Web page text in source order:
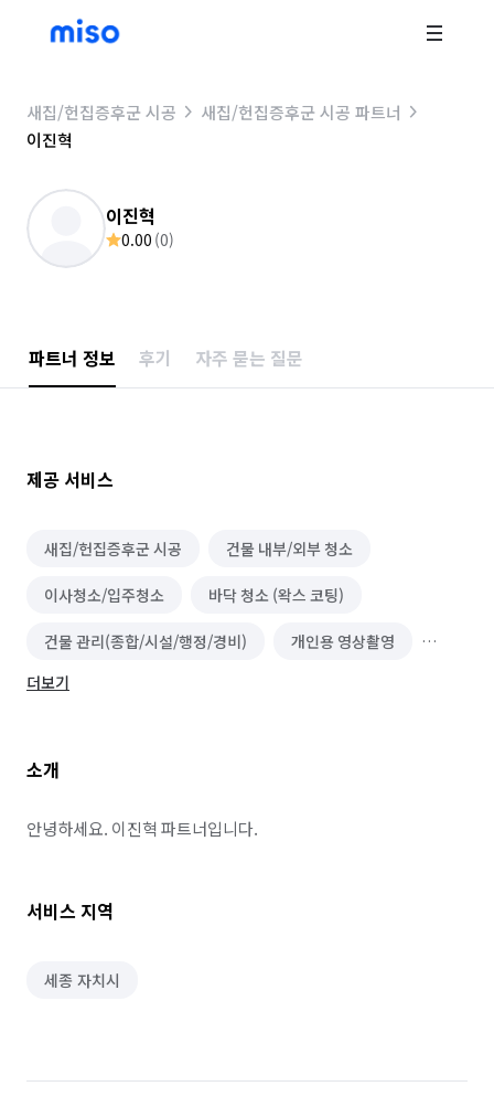
새집/헌집증후군 시공
새집/헌집증후군 시공 파트너
이진혁
이진혁
0.00 (0)
파트너 정보 후기 자주 묻는 질문
제공 서비스
새집/헌집증후군 시공 건물 내부/외부 청소
이사청소/입주청소 바닥 청소 (왁스 코팅)
건물 관리(종합/시설/행정/경비) 개인용 영상촬영
기업/상업용 영상촬영
개인용 사진촬영
정리수납 전문가
더보기
소개
안녕하세요. 이진혁 파트너입니다.
서비스 지역
세종 자치시